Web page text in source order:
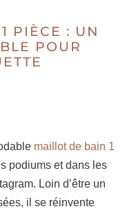
PIÈCE : UN
POUR
maillot de bain 1
podiums et dans les
Loin d’être un
il se réinvente